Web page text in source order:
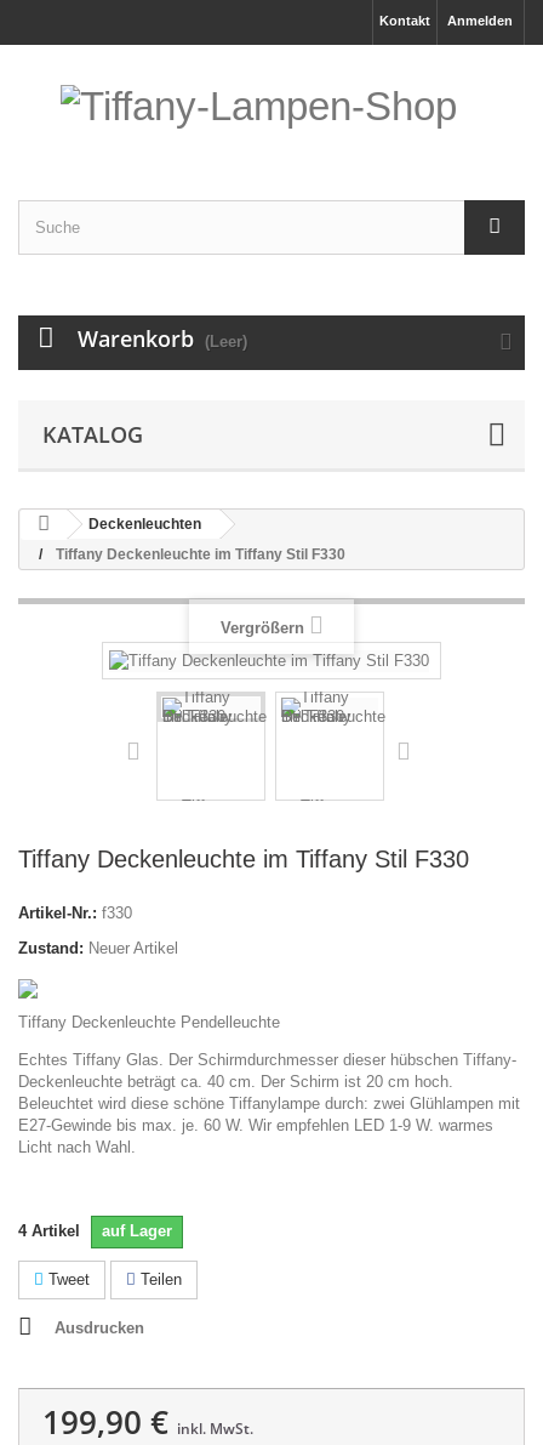
Anmelden
Kontakt
Warenkorb (Leer)
KATALOG
Deckenleuchten
Tiffany Deckenleuchte im Tiffany Stil F330
Vergrößern
Tiffany Deckenleuchte im Tiffany Stil F330
Artikel-Nr.: f330
Zustand: Neuer Artikel
Tiffany Deckenleuchte Pendelleuchte
Echtes Tiffany Glas. Der Schirmdurchmesser dieser hübschen Tiffany-
Deckenleuchte beträgt ca. 40 cm. Der Schirm ist 20 cm hoch.
Beleuchtet wird diese schöne Tiffanylampe durch: zwei Glühlampen mit
E27-Gewinde bis max. je. 60 W. Wir empfehlen LED 1-9 W. warmes
Licht nach Wahl.
4 Artikel auf Lager
Tweet Teilen
Ausdrucken
199,90 € inkl. MwSt.